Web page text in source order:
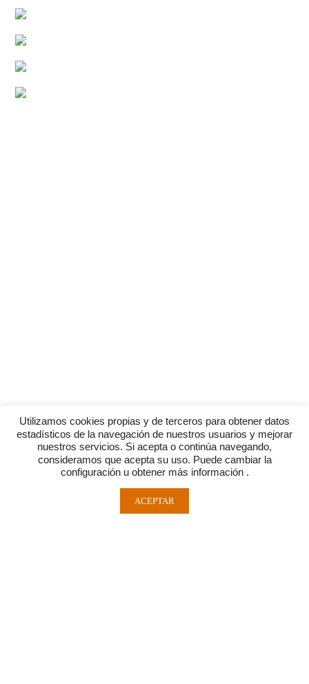
Utilizamos cookies propias y de terceros para obtener datos
estadísticos de la navegación de nuestros usuarios y mejorar
nuestros servicios. Si acepta o continúa navegando,
consideramos que acepta su uso. Puede cambiar la
configuración u obtener más información .
ACEPTAR